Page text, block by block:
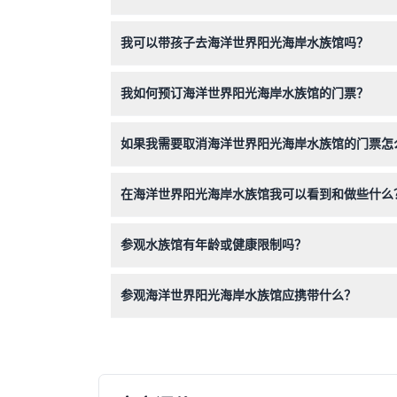
我可以带孩子去海洋世界阳光海岸水族馆吗？
我如何预订海洋世界阳光海岸水族馆的门票？
如果我需要取消海洋世界阳光海岸水族馆的门票怎
在海洋世界阳光海岸水族馆我可以看到和做些什么
参观水族馆有年龄或健康限制吗？
参观海洋世界阳光海岸水族馆应携带什么？